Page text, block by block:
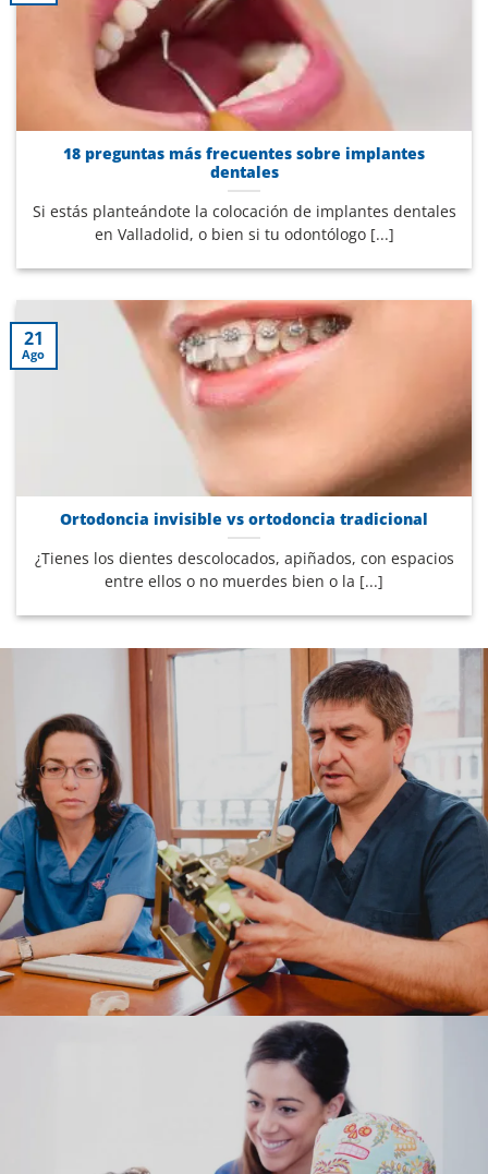
18 preguntas más frecuentes sobre implantes
dentales
Si estás planteándote la colocación de implantes dentales
en Valladolid, o bien si tu odontólogo [...]
Ortodoncia invisible vs ortodoncia tradicional
¿Tienes los dientes descolocados, apiñados, con espacios
entre ellos o no muerdes bien o la [...]
21
Ago